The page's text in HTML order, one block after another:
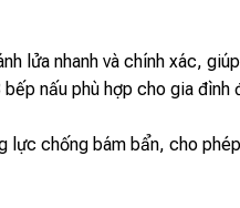
lửa nhanh và chính xác,
nấu phù hợp cho gia đình
lực chống bám bẩn, cho